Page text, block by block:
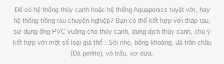
Để có hệ thống thủy canh hoặc hệ thống Aquaponics tuyệt vời, hay
hệ thống trồng rau chuyên nghiệp? Bạn có thể kết hợp với tháp rau,
sử dụng ống PVC vuông cho thủy canh, dung dịch thủy canh, chú ý
kết hợp với một số loại giá thể : Sỏi nhẹ, bông khoáng, đá trân châu
(Đá perlite), vỏ trấu, xơ dừa.